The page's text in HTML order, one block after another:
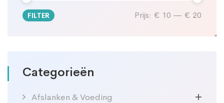
Min.
Max.
FILTER Prijs: € 10 — € 20
Categorieën
Afslanken & Voeding